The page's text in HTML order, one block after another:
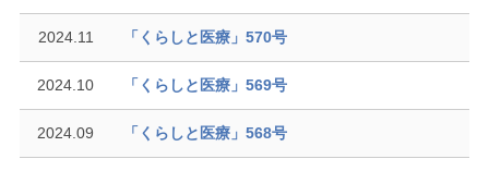
2024.11 「くらしと医療」570号
2024.10 「くらしと医療」569号
2024.09 「くらしと医療」568号